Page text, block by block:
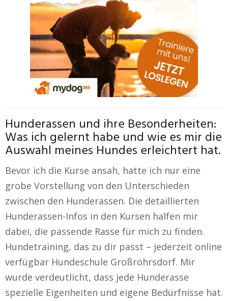
Hunderassen und ihre Besonderheiten:
Was ich gelernt habe und wie es mir die
Auswahl meines Hundes erleichtert hat.
Bevor ich die Kurse ansah, hatte ich nur eine
grobe Vorstellung von den Unterschieden
zwischen den Hunderassen. Die detaillierten
Hunderassen-Infos in den Kursen halfen mir
dabei, die passende Rasse für mich zu finden.
Hundetraining, das zu dir passt – jederzeit online
verfügbar Hundeschule Großröhrsdorf. Mir
wurde verdeutlicht, dass jede Hunderasse
spezielle Eigenheiten und eigene Bedürfnisse hat.